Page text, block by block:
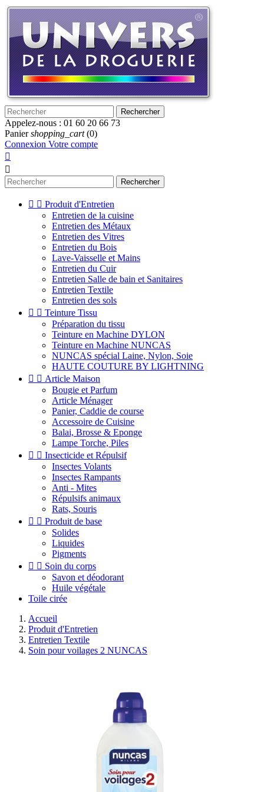
Rechercher
Appelez-nous : 01 60 20 66 73
Panier shopping_cart (0)
Connexion Votre compte


Rechercher
  Produit d'Entretien
Entretien de la cuisine
Entretien des Métaux
Entretien des Vitres
Entretien du Bois
Lave-Vaisselle et Mains
Entretien du Cuir
Entretien Salle de bain et Sanitaires
Entretien Textile
Entretien des sols
  Teinture Tissu
Préparation du tissu
Teinture en Machine DYLON
Teinture en Machine NUNCAS
NUNCAS spécial Laine, Nylon, Soie
HAUTE COUTURE BY LIGHTNING
  Article Maison
Bougie et Parfum
Article Ménager
Panier, Caddie de course
Accessoire de Cuisine
Balai, Brosse & Eponge
Lampe Torche, Piles
  Insecticide et Répulsif
Insectes Volants
Insectes Rampants
Anti - Mites
Répulsifs animaux
Rats, Souris
  Produit de base
Solides
Liquides
Pigments
  Soin du corps
Savon et déodorant
Huile végétale
Toile cirée
Accueil
Produit d'Entretien
Entretien Textile
Soin pour voilages 2 NUNCAS